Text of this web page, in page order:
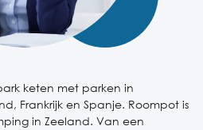
keten met parken in
Frankrijk en Spanje. Roompot is
in Zeeland. Van een